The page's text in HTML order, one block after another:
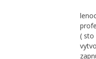
( sto